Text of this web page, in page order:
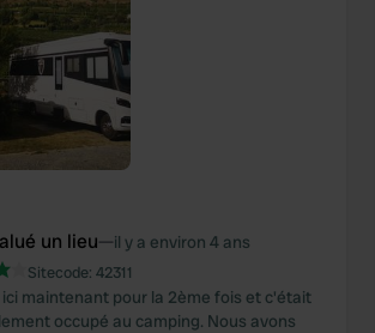
un lieu—il y a environ 4 ans
Sitecode: 42311
maintenant pour la 2ème fois et c'était
occupé au camping. Nous avons